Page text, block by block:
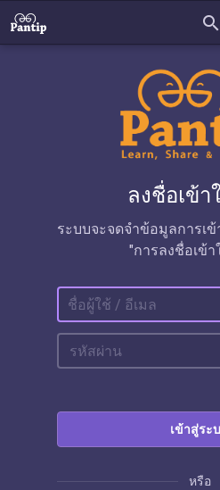
search
ลงชื่อเข้า
ระบบจะจดจำข้อมูลการเ
"การลงชื่อเข้า
เข้าสู่ระ
หรือ